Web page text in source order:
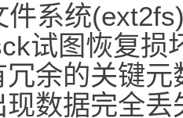
件系统
试图恢复损
冗余的关键
现数据完全